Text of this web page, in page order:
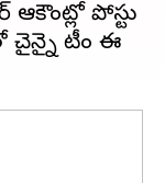
పోస్టు
చైన్నై టీం ఈ